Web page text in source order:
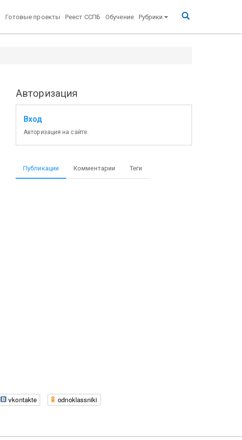
Готовые проекты Реест ССПБ Обучение Рубрики
Авторизация
Вход
Авторизация на сайте.
Публикации Комментарии Теги
vkontakte odnoklassniki